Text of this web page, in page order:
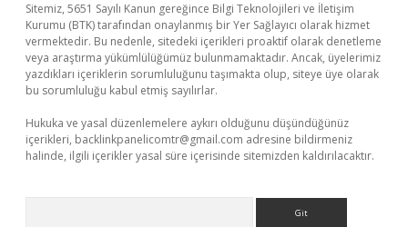
Sitemiz, 5651 Sayılı Kanun gereğince Bilgi Teknolojileri ve İletişim
Kurumu (BTK) tarafından onaylanmış bir Yer Sağlayıcı olarak hizmet
vermektedir. Bu nedenle, sitedeki içerikleri proaktif olarak denetleme
veya araştırma yükümlülüğümüz bulunmamaktadır. Ancak, üyelerimiz
yazdıkları içeriklerin sorumluluğunu taşımakta olup, siteye üye olarak
bu sorumluluğu kabul etmiş sayılırlar.
Hukuka ve yasal düzenlemelere aykırı olduğunu düşündüğünüz
içerikleri, backlinkpanelicomtr@gmail.com adresine bildirmeniz
halinde, ilgili içerikler yasal süre içerisinde sitemizden kaldırılacaktır.